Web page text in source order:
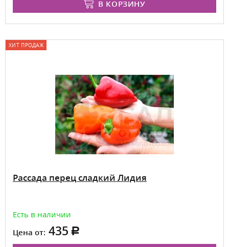
В КОРЗИНУ
ХИТ ПРОДАЖ
Рассада перец сладкий Лидия
Есть в наличии
Цена от: 435